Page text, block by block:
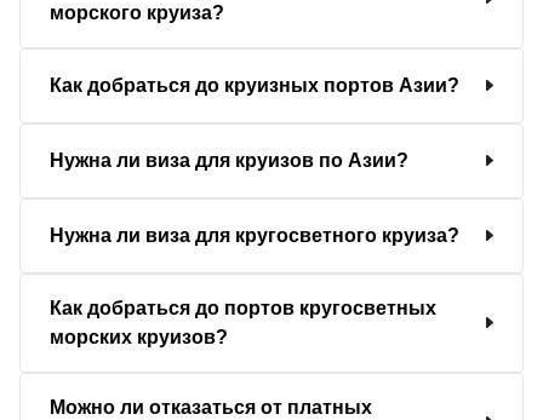
морского круиза?
Как добраться до круизных портов Азии?
Нужна ли виза для круизов по Азии?
Нужна ли виза для кругосветного круиза?
Как добраться до портов кругосветных
морских круизов?
Можно ли отказаться от платных